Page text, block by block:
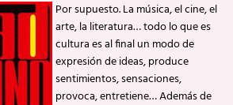
Por supuesto. La música, el cine, el
arte, la literatura… todo lo que es
cultura es al final un modo de
expresión de ideas, produce
sentimientos, sensaciones,
provoca, entretiene… Además de